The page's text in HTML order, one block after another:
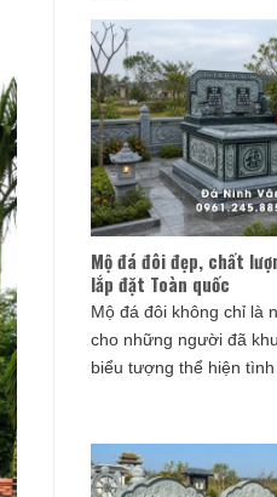
Mộ đá đôi đẹp, chất
lắp đặt Toàn quốc
Mộ đá đôi không chỉ là
cho những người đã
biểu tượng thể hiện tình